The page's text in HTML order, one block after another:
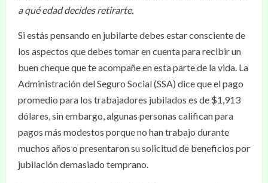
a qué edad decides retirarte.
Si estás pensando en jubilarte debes estar consciente de
los aspectos que debes tomar en cuenta para recibir un
buen cheque que te acompañe en esta parte de la vida. La
Administración del Seguro Social (SSA) dice que el pago
promedio para los trabajadores jubilados es de $1,913
dólares, sin embargo, algunas personas califican para
pagos más modestos porque no han trabajo durante
muchos años o presentaron su solicitud de beneficios por
jubilación demasiado temprano.